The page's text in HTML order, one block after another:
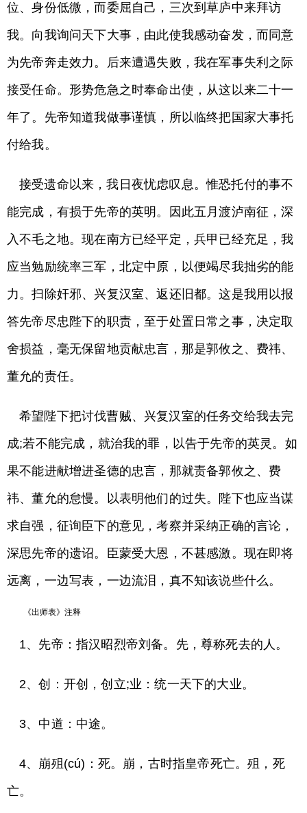
位、身份低微，而委屈自己，三次到草庐中来拜访
我。向我询问天下大事，由此使我感动奋发，而同意
为先帝奔走效力。后来遭遇失败，我在军事失利之际
接受任命。形势危急之时奉命出使，从这以来二十一
年了。先帝知道我做事谨慎，所以临终把国家大事托
付给我。
接受遗命以来，我日夜忧虑叹息。惟恐托付的事不
能完成，有损于先帝的英明。因此五月渡泸南征，深
入不毛之地。现在南方已经平定，兵甲已经充足，我
应当勉励统率三军，北定中原，以便竭尽我拙劣的能
力。扫除奸邪、兴复汉室、返还旧都。这是我用以报
答先帝尽忠陛下的职责，至于处置日常之事，决定取
舍损益，毫无保留地贡献忠言，那是郭攸之、费祎、
董允的责任。
希望陛下把讨伐曹贼、兴复汉室的任务交给我去完
成;若不能完成，就治我的罪，以告于先帝的英灵。如
果不能进献增进圣德的忠言，那就责备郭攸之、费
祎、董允的怠慢。以表明他们的过失。陛下也应当谋
求自强，征询臣下的意见，考察并采纳正确的言论，
深思先帝的遗诏。臣蒙受大恩，不甚感激。现在即将
远离，一边写表，一边流泪，真不知该说些什么。
《出师表》注释
1、先帝：指汉昭烈帝刘备。先，尊称死去的人。
2、创：开创，创立;业：统一天下的大业。
3、中道：中途。
4、崩殂(cú)：死。崩，古时指皇帝死亡。殂，死
亡。